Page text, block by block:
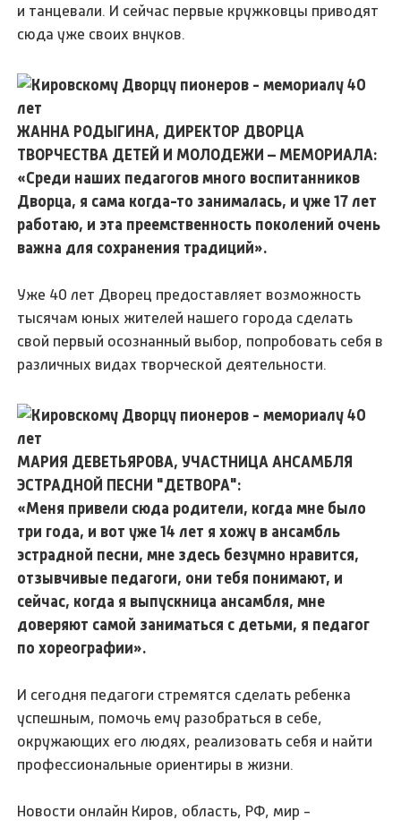
и танцевали. И сейчас первые кружковцы приводят
сюда уже своих внуков.
ЖАННА РОДЫГИНА, ДИРЕКТОР ДВОРЦА
ТВОРЧЕСТВА ДЕТЕЙ И МОЛОДЕЖИ – МЕМОРИАЛА:
«Среди наших педагогов много воспитанников
Дворца, я сама когда-то занималась, и уже 17 лет
работаю, и эта преемственность поколений очень
важна для сохранения традиций».
Уже 40 лет Дворец предоставляет возможность
тысячам юных жителей нашего города сделать
свой первый осознанный выбор, попробовать себя в
различных видах творческой деятельности.
МАРИЯ ДЕВЕТЬЯРОВА, УЧАСТНИЦА АНСАМБЛЯ
ЭСТРАДНОЙ ПЕСНИ "ДЕТВОРА":
«Меня привели сюда родители, когда мне было
три года, и вот уже 14 лет я хожу в ансамбль
эстрадной песни, мне здесь безумно нравится,
отзывчивые педагоги, они тебя понимают, и
сейчас, когда я выпускница ансамбля, мне
доверяют самой заниматься с детьми, я педагог
по хореографии».
И сегодня педагоги стремятся сделать ребенка
успешным, помочь ему разобраться в себе,
окружающих его людях, реализовать себя и найти
профессиональные ориентиры в жизни.
Новости онлайн Киров, область, РФ, мир -